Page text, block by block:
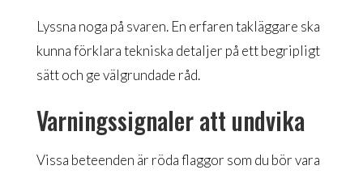
Lyssna noga på svaren. En erfaren takläggare ska
kunna förklara tekniska detaljer på ett begripligt
sätt och ge välgrundade råd.
Varningssignaler att undvika
Vissa beteenden är röda flaggor som du bör vara